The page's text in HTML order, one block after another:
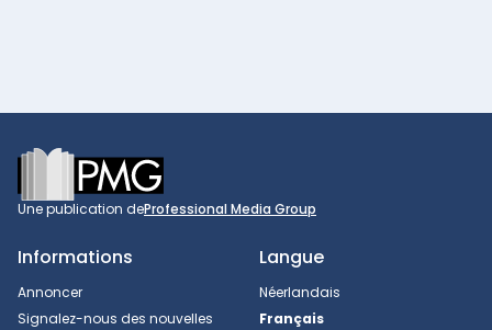
Footer
Une publication deProfessional Media Group
Informations
Annoncer
Signalez-nous des nouvelles
Langue
Néerlandais
Français